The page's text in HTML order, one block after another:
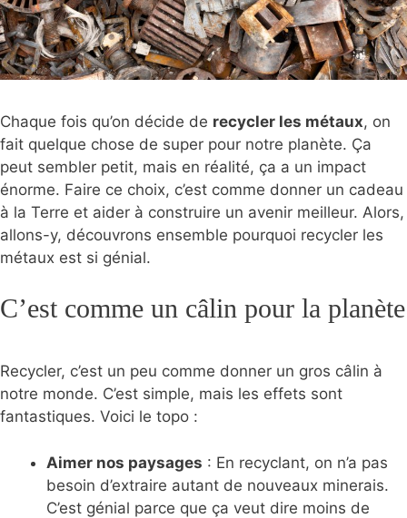
Chaque fois qu’on décide de recycler les métaux, on
fait quelque chose de super pour notre planète. Ça
peut sembler petit, mais en réalité, ça a un impact
énorme. Faire ce choix, c’est comme donner un cadeau
à la Terre et aider à construire un avenir meilleur. Alors,
allons-y, découvrons ensemble pourquoi recycler les
métaux est si génial.
C’est comme un câlin pour la planète
Recycler, c’est un peu comme donner un gros câlin à
notre monde. C’est simple, mais les effets sont
fantastiques. Voici le topo :
Aimer nos paysages : En recyclant, on n’a pas
besoin d’extraire autant de nouveaux minerais.
C’est génial parce que ça veut dire moins de